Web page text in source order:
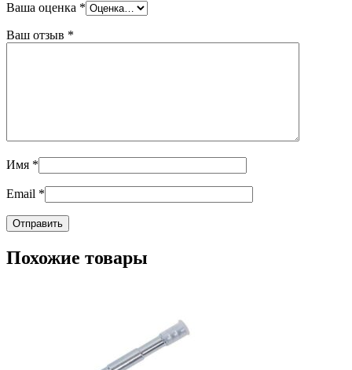
Ваша оценка *
Ваш отзыв *
Имя *
Email *
Похожие товары